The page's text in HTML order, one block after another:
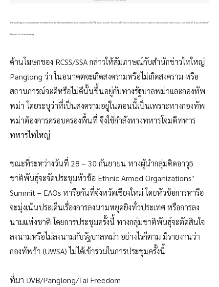
อีกด้านหนึ่งในรัฐฉาน ทางทหารไทใหญ่ RCSS/SSA ได้ประกาศงดหาเสียงในเขตพื้นที่สู้รบใน 16 เมือง เช่นที่เมืองน้ำคำ น้ำตู้ จ้อกเม หนองเขียว สี่ป้อ เมืองกึ๋ง ลายค่า ป๋างโหลง เกซี เมืองนาย ลางเคือ หมอกใหม่ กุ๋นเหง เมืองโต๋น เมืองยอง เมืองเป็ง ซึ่งทั้ง 16 เมืองยังเป็นพื้นที่
ซึ่งทาง RCSS/SSA เคลื่อนไหวอยู่
ด้านโฆษกของ RCSS/SSA กล่าวให้สัมภาษณ์กับสำนักข่าวไทใหญ่
Panglong ว่า ในอนาคตจะเกิดสงครามหรือไม่เกิดสงคราม หรือ
สถานการณ์จะดีหรือไม่ดีนั้นขึ้นอยู่กับทางรัฐบาลพม่าและกองทัพ
พม่า โดยระบุว่าที่เป็นสงครามอยู่ในตอนนี้เป็นเพราะทางกองทัพ
พม่าต้องการครอบครองพื้นที่ จึงใช้กำลังทางทหารโจมตีทหาร
ทหารไทใหญ่
ขณะที่ระหว่างวันที่ 28 – 30 กันยายน ทางผู้นำกลุ่มติดอาวุธ
ชาติพันธุ์จะจัดประชุมหัวข้อ Ethnic Armed Organizations’
Summit – EAOs หารือกันที่จังหวัดเชียงใหม่ โดยหัวข้อการหารือ
จะมุ่งเน้นประเด็นเรื่องการลงนามหยุดยิงทั่วประเทศ หรือการลง
นามแห่งชาติ โดยการประชุมครั้งนี้ ทางกลุ่มชาติพันธุ์จะตัดสินใจ
ลงนามหรือไม่ลงนามกับรัฐบาลพม่า อย่างไรก็ตาม มีรายงานว่า
กองทัพว้า (UWSA) ไม่ได้เข้าร่วมในการประชุมครั้งนี้
ที่มา DVB/Panglong/Tai Freedom